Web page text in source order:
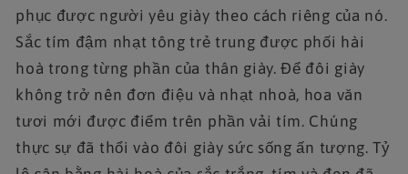
phục được người yêu giày theo cách riêng của nó.
Sắc tím đậm nhạt tông trẻ trung được phối hài
hoà trong từng phần của thân giày. Để đôi giày
không trở nên đơn điệu và nhạt nhoà, hoa văn
tươi mới được điểm trên phần vải tím. Chúng
thực sự đã thổi vào đôi giày sức sống ấn tượng. Tỷ